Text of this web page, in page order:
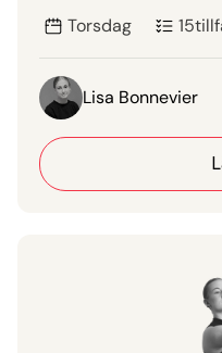
Torsdag 15
Lisa Bonnevier